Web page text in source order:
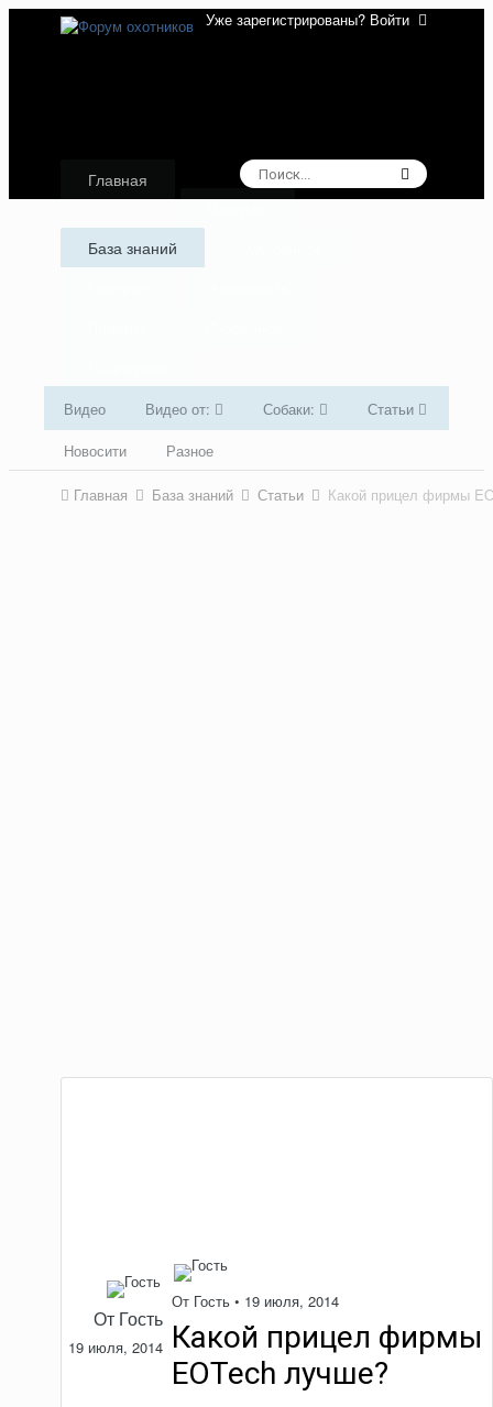
Уже зарегистрированы? Войти
Главная
База знаний
Видео Видео от: Собаки:
Статьи
Новосити
Разное
Главная База знаний Статьи Какой прицел фирмы
От Гость
19 июля, 2014
От Гость • 19 июля, 2014
Какой прицел фирмы
EOTech лучше?